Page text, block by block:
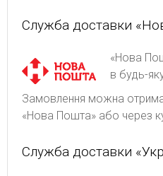
Служба доставки
«Нова
в будь-
Замовлення можна
«Нова Пошта» або через
Служба доставки